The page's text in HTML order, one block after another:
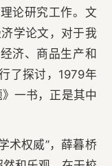
论研究工作。文
学论文，对于我
济、商品生产和
了探讨，1979年
一书，正是其中
术权威”，薛暮桥